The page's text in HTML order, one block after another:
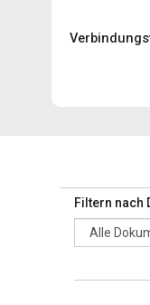
Filtern nach